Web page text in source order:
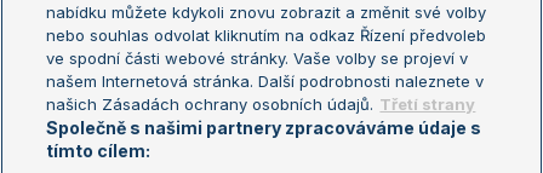
Aktualní trendy
Fotbalové přestupy
Livesport Daily
LS Prague Open
nabídku můžete kdykoli znovu zobrazit a změnit své volby
nebo souhlas odvolat kliknutím na odkaz Řízení předvoleb
ve spodní části webové stránky. Vaše volby se projeví v
našem Internetová stránka. Další podrobnosti naleznete v
našich Zásadách ochrany osobních údajů. Třetí strany
Společně s našimi partnery zpracováváme údaje s
tímto cílem: